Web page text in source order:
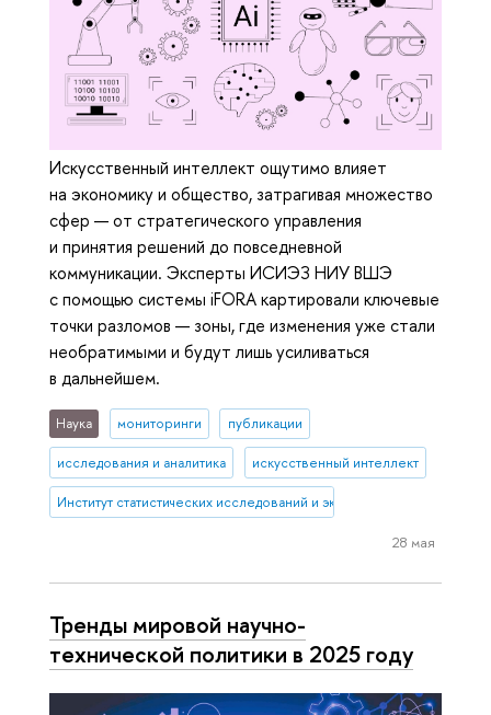
Искусственный интеллект ощутимо влияет
на экономику и общество, затрагивая множество
сфер — от стратегического управления
и принятия решений до повседневной
коммуникации. Эксперты ИСИЭЗ НИУ ВШЭ
с помощью системы iFORA картировали ключевые
точки разломов — зоны, где изменения уже стали
необратимыми и будут лишь усиливаться
в дальнейшем.
Наука мониторинги публикации
исследования и аналитика искусственный интеллект
Институт статистических исследований и экономики знаний
28 мая
Тренды мировой научно-
технической политики в 2025 году